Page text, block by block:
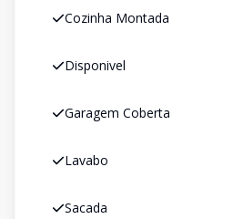
Cozinha Montada
Disponivel
Garagem Coberta
Lavabo
Sacada